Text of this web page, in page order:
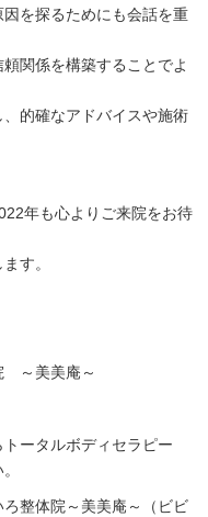
を探るためにも会話を重
関係を構築することでよ
的確なアドバイスや施術
年も心よりご来院をお待
す。
～美美庵～
トータルボディセラピー
整体院～美美庵～（ビビ